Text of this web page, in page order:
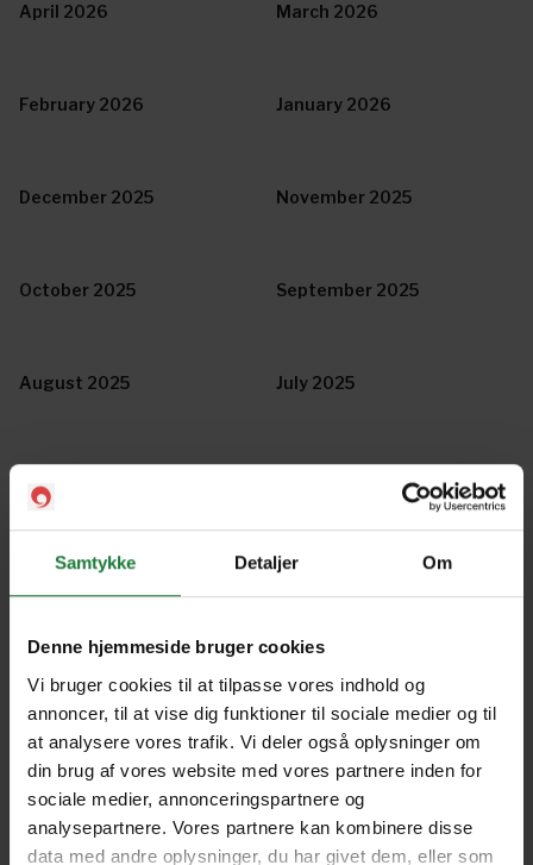
Samtykke Detaljer Om
Denne hjemmeside bruger cookies
Vi bruger cookies til at tilpasse vores indhold og
annoncer, til at vise dig funktioner til sociale medier og til
at analysere vores trafik. Vi deler også oplysninger om
din brug af vores website med vores partnere inden for
sociale medier, annonceringspartnere og
analysepartnere. Vores partnere kan kombinere disse
data med andre oplysninger, du har givet dem, eller som
April 2026 March 2026
February 2026 January 2026
December 2025 November 2025
October 2025 September 2025
August 2025 July 2025
April 2025 March 2025
April 2023
February 2023 January 2023
December 2022 November 2022